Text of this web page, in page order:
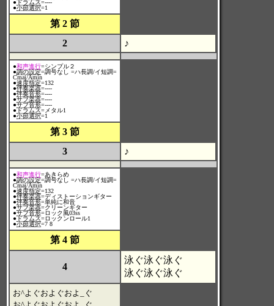
●ドラムス=----
●小節選択=1
第 2 節
2
♪
●和声進行=シンプル２
●調の設定=調号なし =ハ長調/イ短調=
Cmaj/Amin
●速度指定=132
●伴奏楽器=----
●伴奏音形=----
●サブ楽器=----
●サブ音形=----
●ドラムス=メタル1
●小節選択=1
第 3 節
3
♪
●和声進行=あきらめ
●調の設定=調号なし =ハ長調/イ短調=
Cmaj/Amin
●速度指定=132
●伴奏楽器=ディストーションギター
●伴奏音形=単純に和音
●サブ楽器=クリーンギター
●サブ音形=ロック風03ss
●ドラムス=ロックンロール1
●小節選択=7 8
第 4 節
4
泳ぐ泳ぐ泳ぐ
泳ぐ泳ぐ泳ぐ
お^よぐおよぐおよ_ぐ